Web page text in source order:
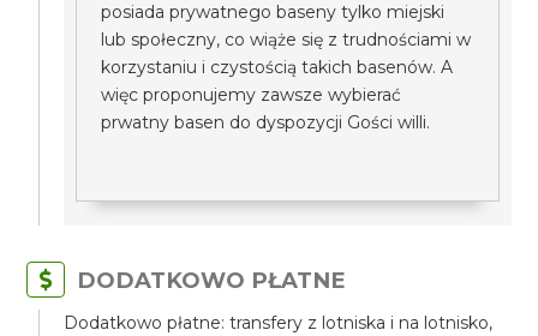
posiada prywatnego baseny tylko miejski
lub społeczny, co wiąże się z trudnościami w
korzystaniu i czystością takich basenów. A
więc proponujemy zawsze wybierać
prwatny basen do dyspozycji Gości willi.
DODATKOWO PŁATNE
Dodatkowo płatne: transfery z lotniska i na lotnisko,